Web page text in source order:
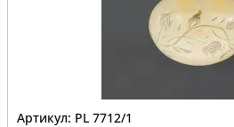
PL 7712/1